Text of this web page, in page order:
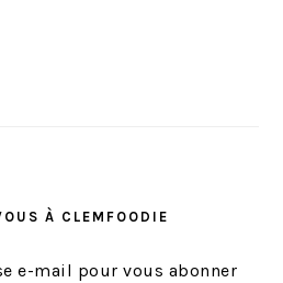
À CLEMFOODIE
e-mail pour vous abonner